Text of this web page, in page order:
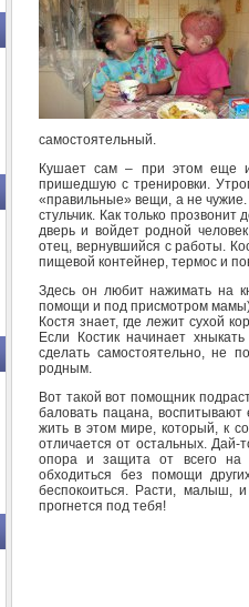
самостоятельный.
Кушает сам – при этом еще и
пришедшую с тренировки.
«правильные» вещи, а не
стульчик. Как только
дверь и войдет родной
отец, вернувшийся с работы.
пищевой контейнер, термос и
Здесь он любит нажимать на
помощи и под присмотром
Костя знает, где лежит сухой
Если Костик начинает
сделать самостоятельно, не
родным.
Вот такой вот помощник
баловать пацана,
жить в этом мире, который, к
отличается от остальных. Дай-
опора и защита от всего
обходиться без помощи
беспокоиться. Расти, малыш,
прогнется под тебя!